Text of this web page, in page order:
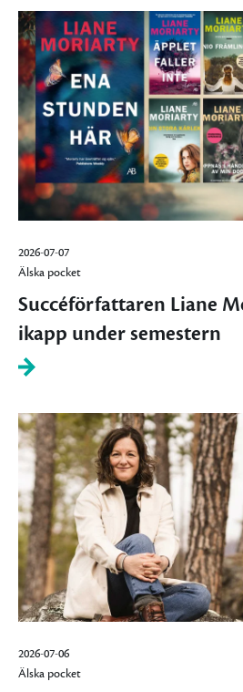
2026-07-07
Älska pocket
Succéförfattaren Liane
ikapp under semestern
2026-07-06
Älska pocket